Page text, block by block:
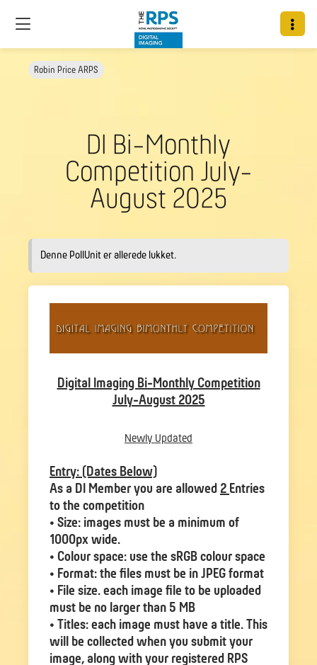
Robin Price ARPS
DI Bi-Monthly
Competition July-
August 2025
Denne PollUnit er allerede lukket.
Digital Imaging Bi-Monthly Competition
July-August 2025
Newly Updated
Entry: (Dates Below)
As a DI Member you are allowed 2 Entries
to the competition
• Size: images must be a minimum of
1000px wide.
• Colour space: use the sRGB colour space
• Format: the files must be in JPEG format
• File size. each image file to be uploaded
must be no larger than 5 MB
• Titles: each image must have a title. This
will be collected when you submit your
image, along with your registered RPS